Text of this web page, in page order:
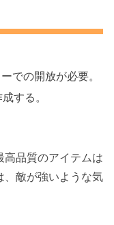
での開放が必要。
する。
品質のアイテムは
、敵が強いような気